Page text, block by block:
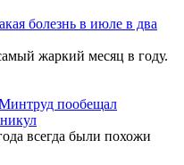
болезнь в июле в два
жаркий месяц в году.
пообещал
всегда были похожи